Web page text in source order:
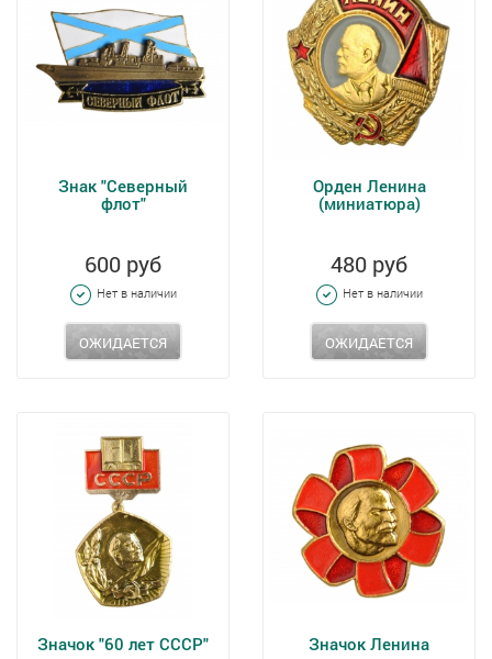
Знак "Северный
флот"
600 руб
Нет в наличии
ОЖИДАЕТСЯ
Орден Ленина
(миниатюра)
480 руб
Нет в наличии
ОЖИДАЕТСЯ
Значок "60 лет СССР" Значок Ленина